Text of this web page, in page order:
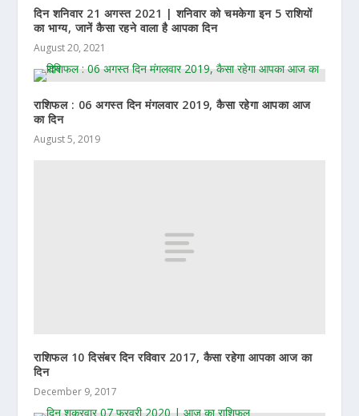
दिन शनिवार 21 अगस्त 2021 | शनिवार को चमकेगा इन 5 राशियों
का भाग्य, जानें कैसा रहने वाला है आपका दिन
August 20, 2021
राशिफल : 06 अगस्त दिन मंगलवार 2019, कैसा रहेगा आपका आज
का दिन
August 5, 2019
राशिफल 10 दिसंबर दिन रविवार 2017, कैसा रहेगा आपका आज का
दिन
December 9, 2017